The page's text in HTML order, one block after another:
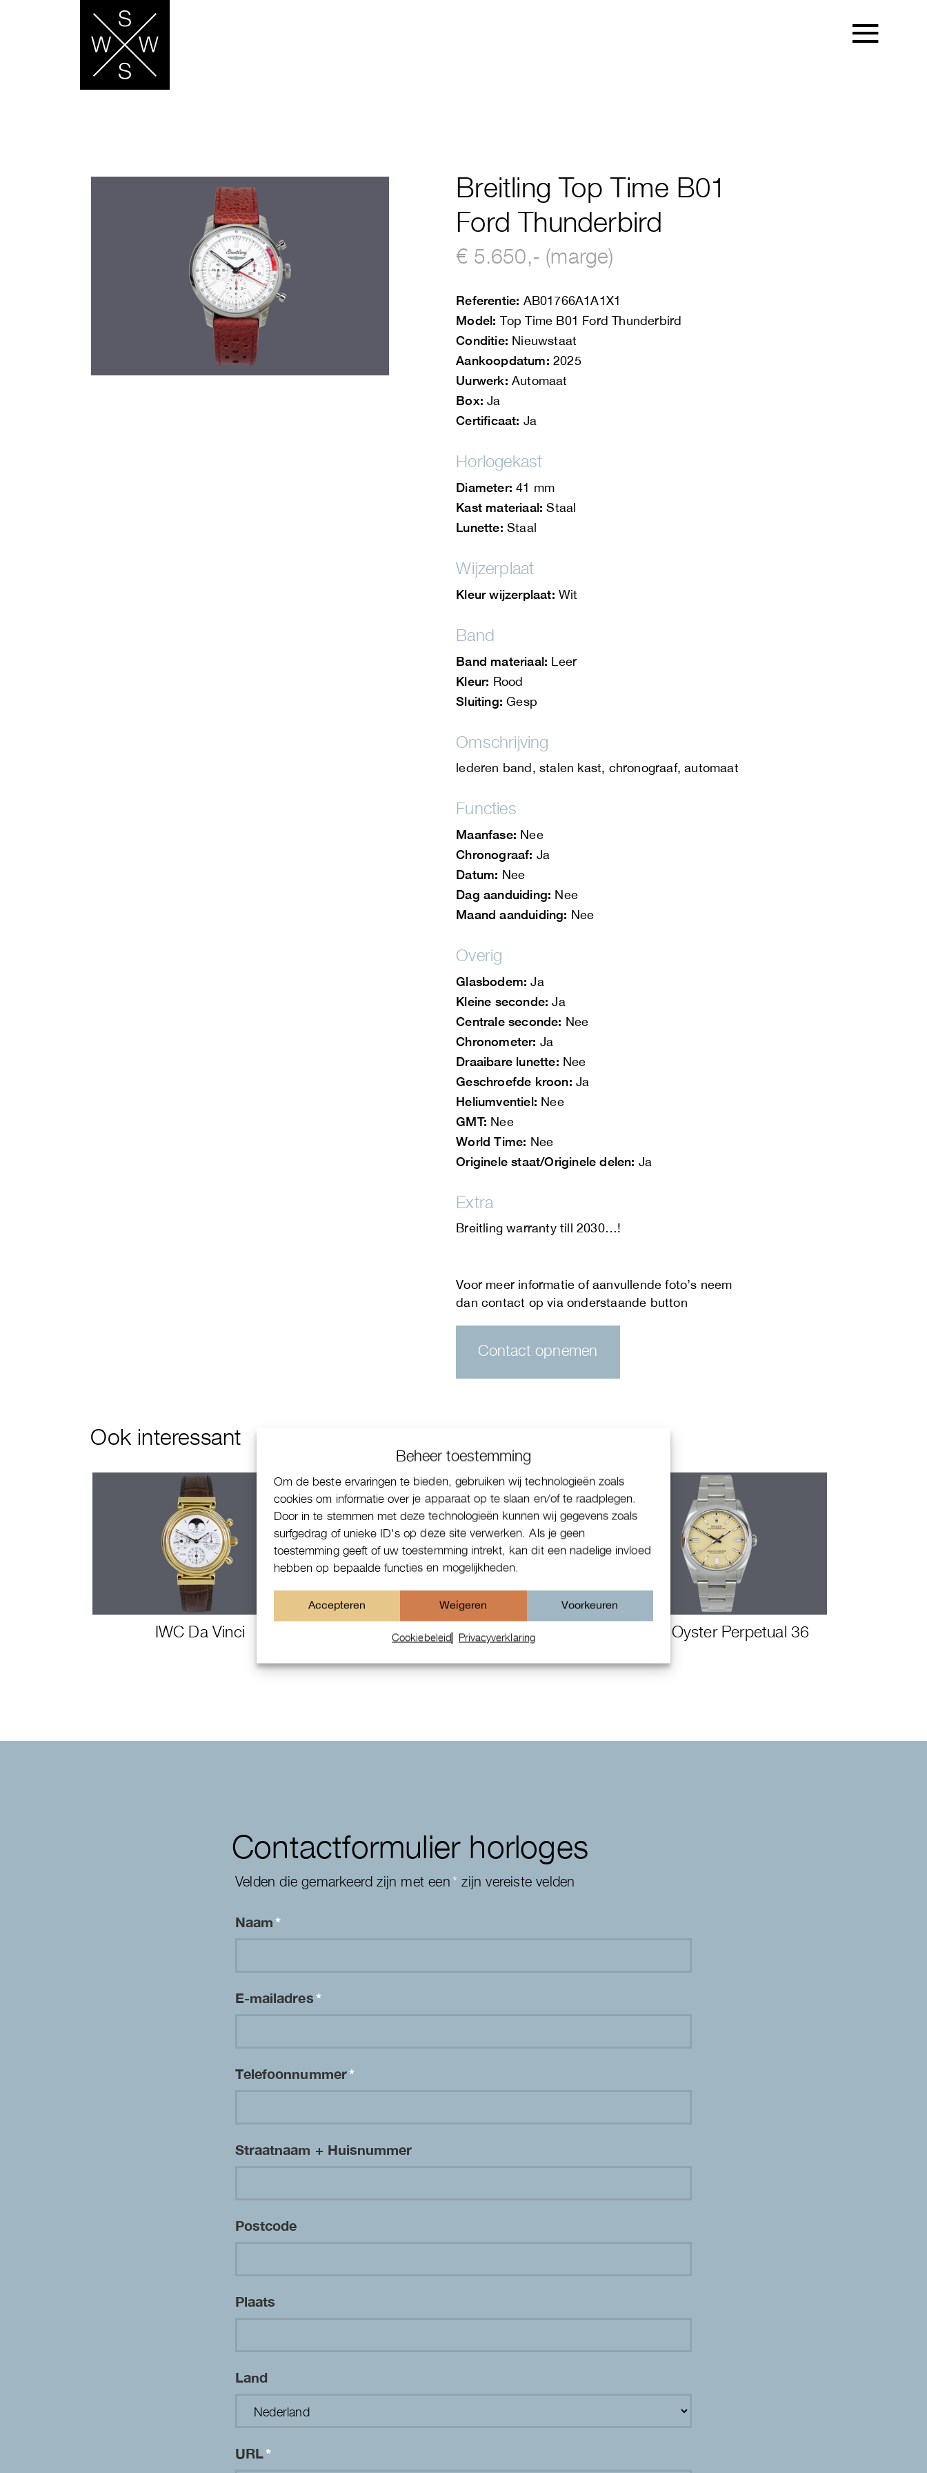
Beheer toestemming
Om de beste ervaringen te bieden, gebruiken wij technologieën zoals
cookies om informatie over je apparaat op te slaan en/of te raadplegen.
Door in te stemmen met deze technologieën kunnen wij gegevens zoals
surfgedrag of unieke ID's op deze site verwerken. Als je geen
toestemming geeft of uw toestemming intrekt, kan dit een nadelige invloed
hebben op bepaalde functies en mogelijkheden.
Accepteren Weigeren Voorkeuren
Cookiebeleid Privacyverklaring
Breitling Top Time B01
Ford Thunderbird
€ 5.650,- (marge)
Referentie: AB01766A1A1X1
Model: Top Time B01 Ford Thunderbird
Conditie: Nieuwstaat
Aankoopdatum: 2025
Uurwerk: Automaat
Box: Ja
Certificaat: Ja
Horlogekast
Diameter: 41 mm
Kast materiaal: Staal
Lunette: Staal
Wijzerplaat
Kleur wijzerplaat: Wit
Band
Band materiaal: Leer
Kleur: Rood
Sluiting: Gesp
Omschrijving
lederen band, stalen kast, chronograaf, automaat
Functies
Maanfase: Nee
Chronograaf: Ja
Datum: Nee
Dag aanduiding: Nee
Maand aanduiding: Nee
Overig
Glasbodem: Ja
Kleine seconde: Ja
Centrale seconde: Nee
Chronometer: Ja
Draaibare lunette: Nee
Geschroefde kroon: Ja
Heliumventiel: Nee
GMT: Nee
World Time: Nee
Originele staat/Originele delen: Ja
Extra
Breitling warranty till 2030…!
Contact opnemen
Ook interessant
IWC Da Vinci
Patek Philippe Annual Calendar
Rolex Oyster Perpetual 36
Contactformulier horloges
Velden die gemarkeerd zijn met een* zijn vereiste velden
Naam*
E-mailadres*
Telefoonnummer*
Straatnaam + Huisnummer
Postcode
Plaats
Land
URL*